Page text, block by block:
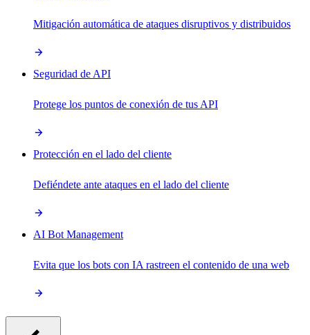
Mitigación automática de ataques disruptivos y distribuidos
Seguridad de API
Protege los puntos de conexión de tus API
Protección en el lado del cliente
Defiéndete ante ataques en el lado del cliente
AI Bot Management
Evita que los bots con IA rastreen el contenido de una web